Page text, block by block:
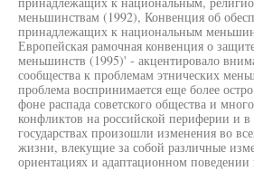
меньшинствам (1992), Конвенция об
принадлежащих к национальным
Европейская рамочная конвенция о
меньшинств (1995)' - акцентировало
сообщества к проблемам этнических
проблема воспринимается еще более
фоне распада советского общества и
конфликтов на российской периферии и в
государствах произошли изменения во
жизни, влекущие за собой различные
ориентациях и адаптационном поведении